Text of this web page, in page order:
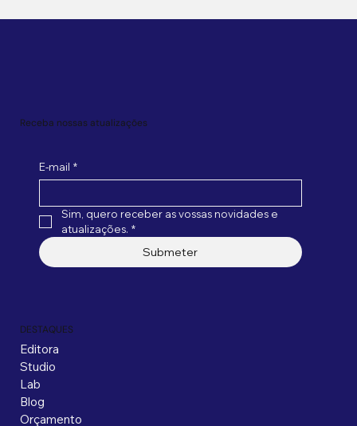
Receba nossas atualizações
E-mail *
Sim, quero receber as vossas novidades e
atualizações. *
Submeter
DESTAQUES
Editora
Studio
Lab
Blog
Orçamento